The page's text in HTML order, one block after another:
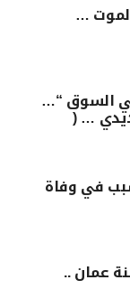
…
السوق “…
… (
في وفاة
عمان ..